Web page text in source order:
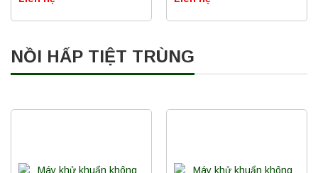
NỒI HẤP TIỆT TRÙNG